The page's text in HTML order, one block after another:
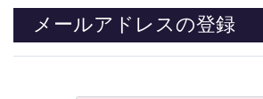
メールアドレスの登録